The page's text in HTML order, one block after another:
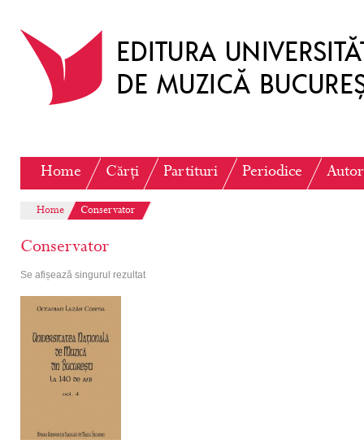
Home Cărți Partituri Periodice
Home Conservator
Conservator
Se afișează singurul rezultat